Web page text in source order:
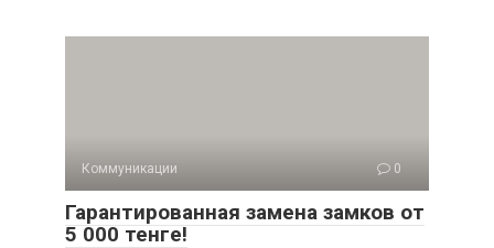
Коммуникации 0
Гарантированная замена замков от
5 000 тенге!